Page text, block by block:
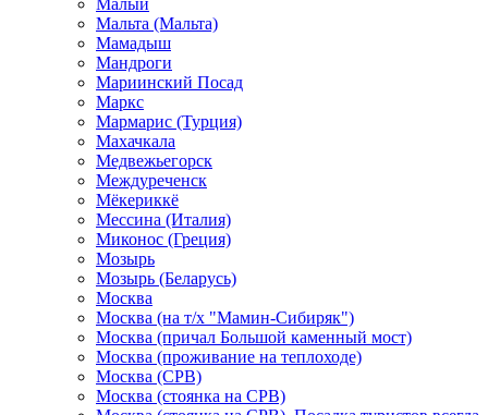
Малый
Мальта (Мальта)
Мамадыш
Мандроги
Мариинский Посад
Маркс
Мармарис (Турция)
Махачкала
Медвежьегорск
Междуреченск
Мёкериккё
Мессина (Италия)
Миконос (Греция)
Мозырь
Мозырь (Беларусь)
Москва
Москва (на т/х "Мамин-Сибиряк")
Москва (причал Большой каменный мост)
Москва (проживание на теплоходе)
Москва (СРВ)
Москва (стоянка на СРВ)